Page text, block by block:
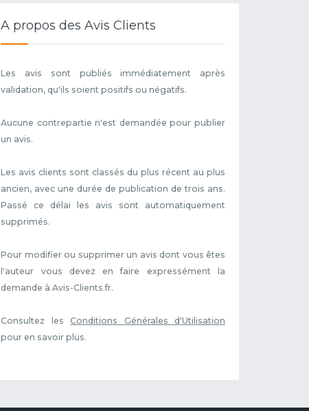
A propos des Avis Clients
Les avis sont publiés immédiatement après
validation, qu'ils soient positifs ou négatifs.
Aucune contrepartie n'est demandée pour publier
un avis.
Les avis clients sont classés du plus récent au plus
ancien, avec une durée de publication de trois ans.
Passé ce délai les avis sont automatiquement
supprimés.
Pour modifier ou supprimer un avis dont vous êtes
l'auteur vous devez en faire expressément la
demande à Avis-Clients.fr.
Consultez lesConditions Générales d'Utilisation
pour en savoir plus.